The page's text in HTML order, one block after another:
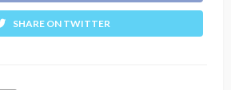
SHARE ON TWITTER